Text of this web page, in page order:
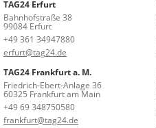
TAG24 Erfurt
Bahnhofstraße 38
99084 Erfurt
+49 361 34947880
erfurt@tag24.de
TAG24 Frankfurt a. M.
Friedrich-Ebert-Anlage 36
60325 Frankfurt am Main
+49 69 348750580
frankfurt@tag24.de